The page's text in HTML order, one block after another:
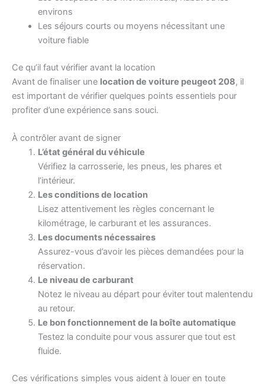
environs
Les séjours courts ou moyens nécessitant une
voiture fiable
Ce qu’il faut vérifier avant la location
Avant de finaliser une location de voiture peugeot 208, il
est important de vérifier quelques points essentiels pour
profiter d’une expérience sans souci.
À contrôler avant de signer
L’état général du véhicule
Vérifiez la carrosserie, les pneus, les phares et
l’intérieur.
Les conditions de location
Lisez attentivement les règles concernant le
kilométrage, le carburant et les assurances.
Les documents nécessaires
Assurez-vous d’avoir les pièces demandées pour la
réservation.
Le niveau de carburant
Notez le niveau au départ pour éviter tout malentendu
au retour.
Le bon fonctionnement de la boîte automatique
Testez la conduite pour vous assurer que tout est
fluide.
Ces vérifications simples vous aident à louer en toute